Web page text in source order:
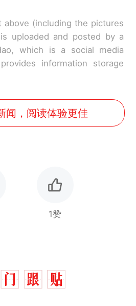
above (including the pictures
uploaded and posted by a
which is a social media
information storage
闻，阅读体验更佳
1赞
那个在床头放菜刀的女孩，